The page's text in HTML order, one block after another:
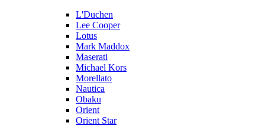
L'Duchen
Lee Cooper
Lotus
Mark Maddox
Maserati
Michael Kors
Morellato
Nautica
Obaku
Orient
Orient Star